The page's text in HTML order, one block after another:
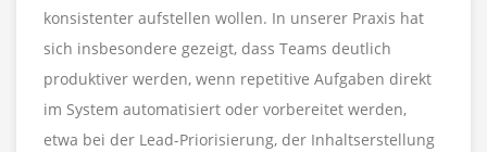
konsistenter aufstellen wollen. In unserer Praxis hat
sich insbesondere gezeigt, dass Teams deutlich
produktiver werden, wenn repetitive Aufgaben direkt
im System automatisiert oder vorbereitet werden,
etwa bei der Lead-Priorisierung, der Inhaltserstellung